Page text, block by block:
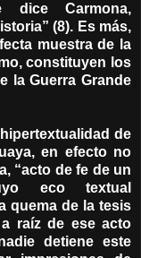
Carmona,
(8). Es más,
muestra de la
constituyen los
la Guerra Grande
de
en efecto no
“acto de fe de un
eco textual
quema de la tesis
raíz de ese acto
detiene este